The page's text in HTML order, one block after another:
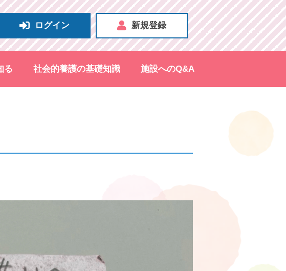
ログイン 新規登録
る 社会的養護の基礎知識 施設へのQ&A